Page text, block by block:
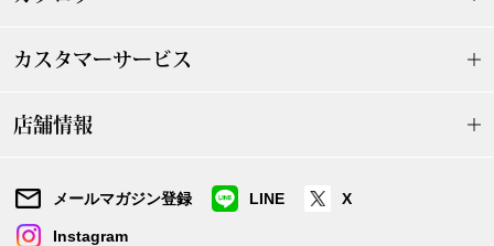
カスタマーサービス
店舗情報
メールマガジン登録 LINE X
Instagram